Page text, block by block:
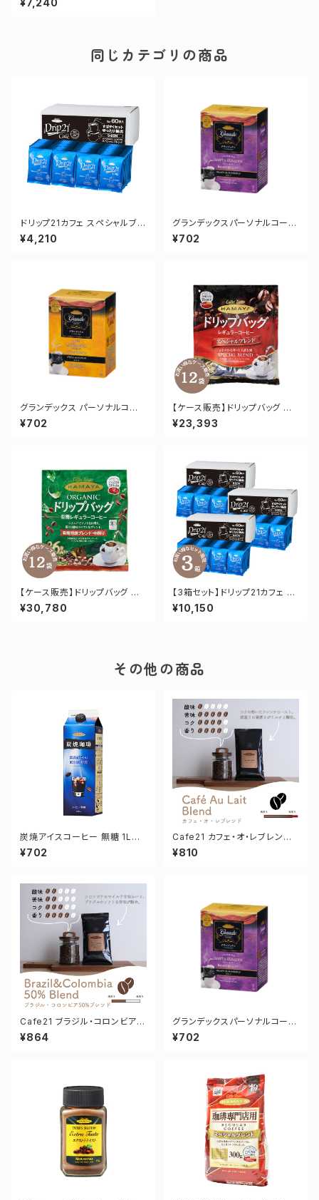
-60N [3381]
¥7,240
同じカテゴリの商品
ドリップ21カフェ スペシャルブレ
ンド OCボックス S-60N [338
1]
¥4,210
グランデックスパーソナルコーヒ
ー コロンビア サンタ・クラウディ
ア [3279]
¥702
グランデックス パーソナルコー
ヒー ブラジル コンフィアンサ [3
285]
¥702
【ケース販売】ドリップバッグ ス
ペシャルブレンド 36袋 [3577]
¥23,393
【ケース販売】ドリップバッグ 有
機栽培特撰ブレンド 中煎り 36
袋 [3565]
¥30,780
【3箱セット】ドリップ21カフェ ス
ペシャルブレンド OCボックス S
-60N [3381]
¥10,150
その他の商品
炭焼アイスコーヒー 無糖 1Lパ
ック [6007]
¥702
Cafe21 カフェ・オ・レブレンド 1
00g [10002/10001]
¥810
Cafe21 ブラジル・コロンビア5
0%ブレンド 100g [10054/10
053]
¥864
グランデックスパーソナルコーヒ
ー コロンビア サンタ・クラウディ
ア [3279]
¥702